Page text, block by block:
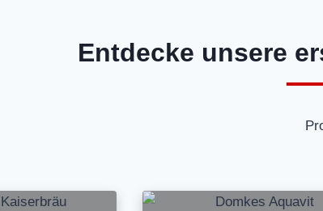
Entdecke unsere